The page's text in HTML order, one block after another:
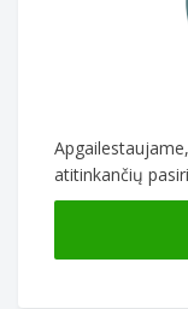
atitinkančių